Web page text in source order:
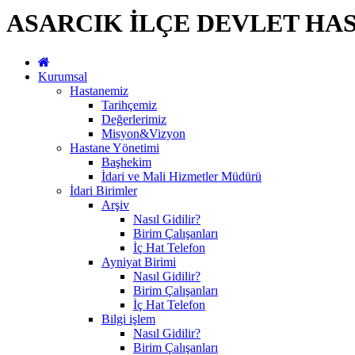
ASARCIK İLÇE DEVLET
Kurumsal
Hastanemiz
Tarihçemiz
Değerlerimiz
Misyon&Vizyon
Hastane Yönetimi
Başhekim
İdari ve Mali Hizmetler Müdürü
İdari Birimler
Arşiv
Nasıl Gidilir?
Birim Çalışanları
İç Hat Telefon
Ayniyat Birimi
Nasıl Gidilir?
Birim Çalışanları
İç Hat Telefon
Bilgi işlem
Nasıl Gidilir?
Birim Çalışanları